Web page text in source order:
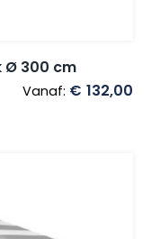
Ø 300 cm
Vanaf: € 132,00